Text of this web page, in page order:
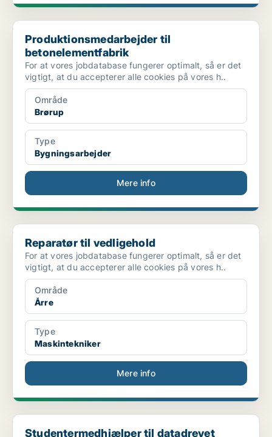
Produktionsmedarbejder til betonelementfabrik
Produktionsmedarbejder til
betonelementfabrik
For at vores jobdatabase fungerer optimalt, så er det
vigtigt, at du accepterer alle cookies på vores h..
Område
Brørup
Type
Bygningsarbejder
Mere info
Reparatør til vedligehold
Reparatør til vedligehold
For at vores jobdatabase fungerer optimalt, så er det
vigtigt, at du accepterer alle cookies på vores h..
Område
Årre
Type
Maskintekniker
Mere info
Studentermedhjælper til datadrevet styring i Suppl...
Studentermedhjælper til datadrevet